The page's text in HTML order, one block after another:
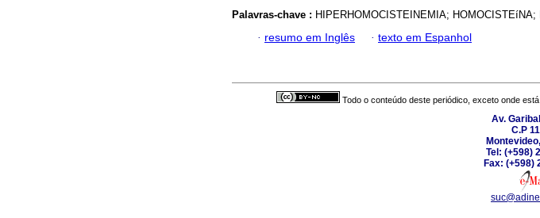
Palavras-chave : HIPERHOMOCISTEINEMIA;
· resumo em Inglês · texto em Espanhol
Todo o conteúdo deste periódico, exceto onde
Av.
C.P
Tel: (+598)
Fax: (+598)